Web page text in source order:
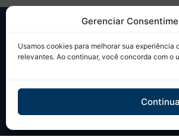
Gerenciar
Usamos cookies para melhorar sua
relevantes. Ao continuar, você concorda com o